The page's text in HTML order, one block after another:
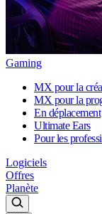
Gaming
MX pour la
MX pour la
En déplacement
Ultimate Ears
Pour les
Logiciels
Offres
Planète